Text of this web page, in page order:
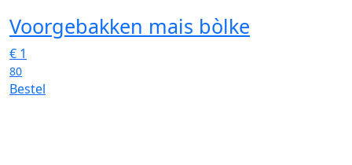
Voorgebakken mais bòlke
€ 1
80
Bestel